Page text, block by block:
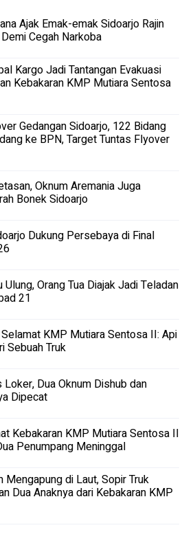
Ajak Emak-emak Sidoarjo Rajin
Cegah Narkoba
Kargo Jadi Tantangan Evakuasi
Kebakaran KMP Mutiara Sentosa
Gedangan Sidoarjo, 122 Bidang
ke BPN, Target Tuntas Flyover
Oknum Aremania Juga
Bonek Sidoarjo
Dukung Persebaya di Final
Orang Tua Diajak Jadi Teladan
21
KMP Mutiara Sentosa II: Api
Sebuah Truk
Dua Oknum Dishub dan
Dipecat
Kebakaran KMP Mutiara Sentosa II
Penumpang Meninggal
Mengapung di Laut, Sopir Truk
Dua Anaknya dari Kebakaran KMP